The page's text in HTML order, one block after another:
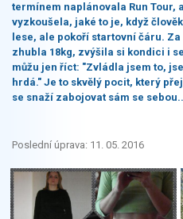
termínem naplánovala Run Tour,
vyzkoušela, jaké to je, když
lese, ale pokoří startovní čáru. Za
zhubla 18kg, zvýšila si kondici i
můžu jen říct: "Zvládla jsem to,
hrdá." Je to skvělý pocit, který
se snaží zabojovat sám se
Poslední úprava: 11. 05. 2016